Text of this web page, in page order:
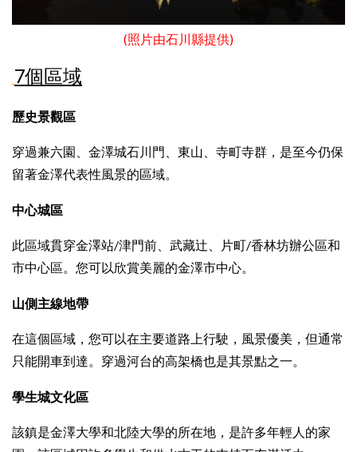
(照片由石川縣提供)
7個區域
歷史景觀區
穿過兼六園、金澤城石川門、東山、寺町寺群，是至今仍保
留著金澤代表性風景的區域。
中心城區
此區域貫穿金澤站/津門前、武藏辻、片町/香林坊辦公區和
市中心區。您可以欣賞美麗的金澤市中心。
山側主線地帶
在這個區域，您可以在主要道路上行駛，風景優美，但通常
只能開車到達。穿過河台的高架橋也是其景點之一。
學生城文化區
該鎮是金澤大學和北陸大學的所在地，是許多年輕人的家